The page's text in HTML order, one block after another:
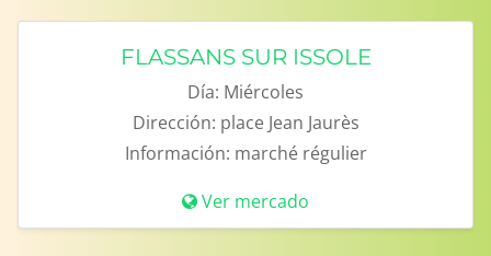
FLASSANS SUR ISSOLE
Día: Miércoles
Dirección: place Jean Jaurès
Información: marché régulier
Ver mercado